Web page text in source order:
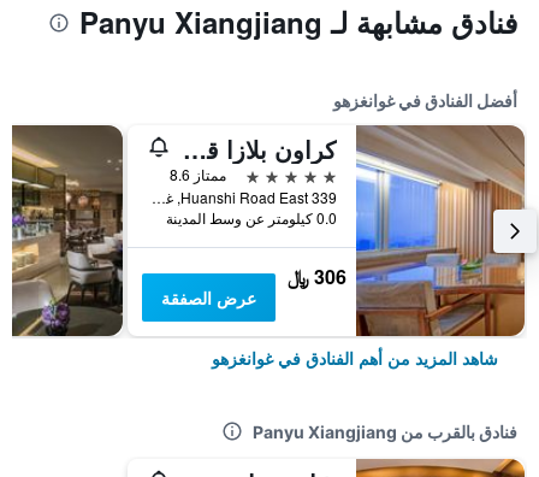
فنادق مشابهة لـ Panyu Xiangjiang
أفضل الفنادق في غوانغزهو
كراون بلازا قوانغتشو سيتي سنتر، أحد الفنادق من مجموعة فنادق إنتركونتيننتال - سكاي لاين 63 بار للاستمتاع بإطلالة على مدينة قوانغتشو
5 نجوم
ممتاز 8.6
339 Huanshi Road East, غوانغزهو, الصين
0.0 كيلومتر عن وسط المدينة
306 ﷼
عرض الصفقة
شاهد المزيد من أهم الفنادق في غوانغزهو
فنادق بالقرب من Panyu Xiangjiang